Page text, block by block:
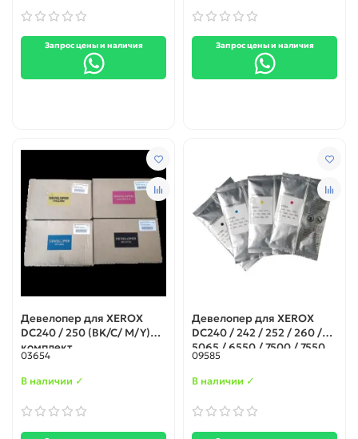
Запрос цены и наличия Запрос цены и наличия
Девелопер для XEROX
DC240 / 250 (BK/C/ M/Y)
комплект
03654
В наличии ✓
Девелопер для XEROX
DC240 / 242 / 252 / 260 /
5065 / 6550 / 7500 / 7550
Yellow 500гр.
09585
В наличии ✓